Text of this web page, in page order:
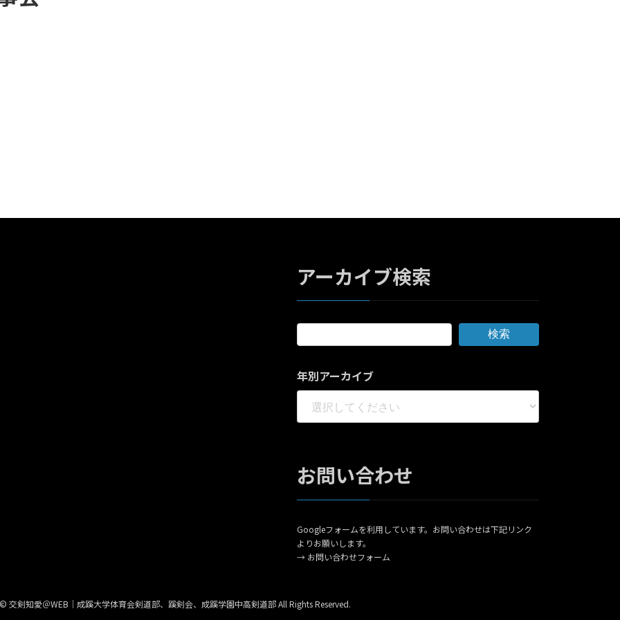
アーカイブ検索
検索
年別アーカイブ
お問い合わせ
Googleフォームを利用しています。お問い合わせは下記リンク
よりお願いします。
→ お問い合わせフォーム
交剣知愛＠WEB｜成蹊大学体育会剣道部、蹊剣会、成蹊学園中高剣道部 All Rights Reserved.